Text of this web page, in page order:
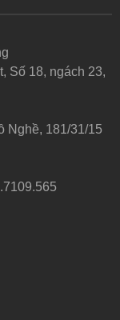
Số 18, ngách 23,
Nghề, 181/31/15